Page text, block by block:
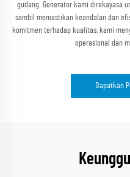
gudang. Generator kami direkayasa
sambil memastikan keandalan dan
komitmen terhadap kualitas, kami
operasional dan
Dapatkan